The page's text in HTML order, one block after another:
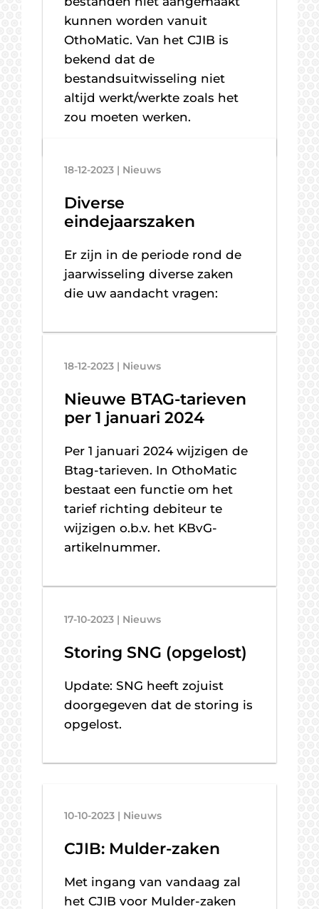
kunnen worden vanuit
OthoMatic. Van het CJIB is
bekend dat de
bestandsuitwisseling niet
altijd werkt/werkte zoals het
zou moeten werken.
18-12-2023 | Nieuws
Diverse
eindejaarszaken
Er zijn in de periode rond de
jaarwisseling diverse zaken
die uw aandacht vragen:
18-12-2023 | Nieuws
Nieuwe BTAG-tarieven
per 1 januari 2024
Per 1 januari 2024 wijzigen de
Btag-tarieven. In OthoMatic
bestaat een functie om het
tarief richting debiteur te
wijzigen o.b.v. het KBvG-
artikelnummer.
17-10-2023 | Nieuws
Storing SNG (opgelost)
Update: SNG heeft zojuist
doorgegeven dat de storing is
opgelost.
10-10-2023 | Nieuws
CJIB: Mulder-zaken
Met ingang van vandaag zal
het CJIB voor Mulder-zaken